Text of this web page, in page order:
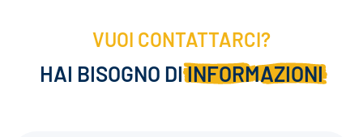
VUOI CONTATTARCI?
HAI BISOGNO DIINFORMAZIONI